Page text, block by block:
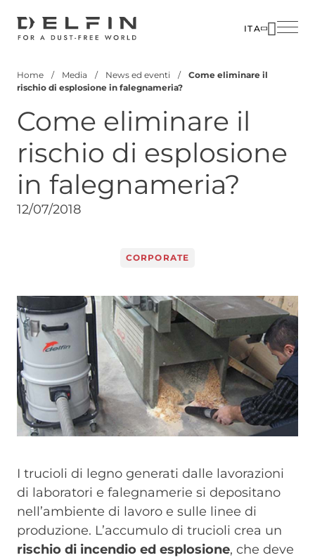
ITA
Briciole
pane
Home Media News ed eventi
Come eliminare il
rischio di esplosione in falegnameria?​
Come eliminare il
rischio di esplosione
in falegnameria?​
12/07/2018
CORPORATE
Image
I trucioli di legno generati dalle lavorazioni
di laboratori e falegnamerie si depositano
nell’ambiente di lavoro e sulle linee di
produzione. L’accumulo di trucioli crea un
rischio di incendio ed esplosione, che deve